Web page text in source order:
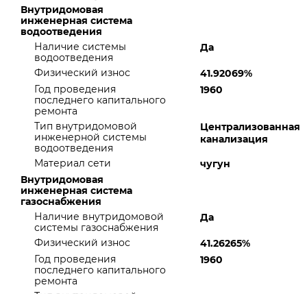
Внутридомовая
инженерная система
водоотведения
Наличие системы
водоотведения
Да
Физический износ
41.92069%
Год проведения
последнего капитального
ремонта
1960
Тип внутридомовой
инженерной системы
водоотведения
Централизованная
канализация
Материал сети
чугун
Внутридомовая
инженерная система
газоснабжения
Наличие внутридомовой
системы газоснабжения
Да
Физический износ
41.26265%
Год проведения
последнего капитального
ремонта
1960